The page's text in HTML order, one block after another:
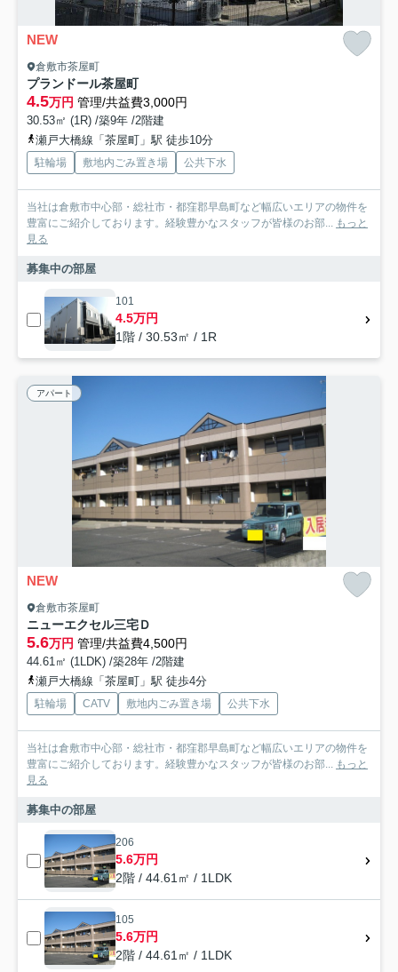
NEW
倉敷市茶屋町
プランドール茶屋町
4.5万円 管理/共益費3,000円
30.53㎡ (1R) /築9年 /2階建
瀬戸大橋線「茶屋町」駅 徒歩10分
駐輪場 敷地内ごみ置き場 公共下水
当社は倉敷市中心部・総社市・都窪郡早島町など幅広いエリアの物件を
豊富にご紹介しております。経験豊かなスタッフが皆様のお部... もっと
見る
募集中の部屋
101
4.5万円
1階 / 30.53㎡ / 1R
アパート
NEW
倉敷市茶屋町
ニューエクセル三宅Ｄ
5.6万円 管理/共益費4,500円
44.61㎡ (1LDK) /築28年 /2階建
瀬戸大橋線「茶屋町」駅 徒歩4分
駐輪場 CATV 敷地内ごみ置き場 公共下水
当社は倉敷市中心部・総社市・都窪郡早島町など幅広いエリアの物件を
豊富にご紹介しております。経験豊かなスタッフが皆様のお部... もっと
見る
募集中の部屋
206
5.6万円
2階 / 44.61㎡ / 1LDK
105
5.6万円
2階 / 44.61㎡ / 1LDK